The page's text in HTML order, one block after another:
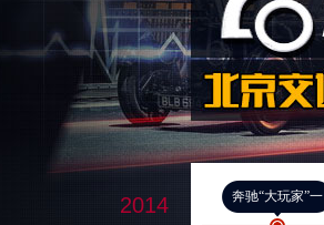
奔驰“大玩家”一
2014